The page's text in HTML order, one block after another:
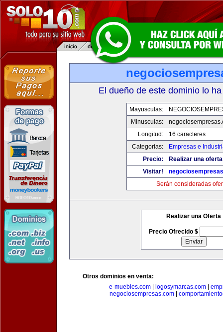
El dueño de este dominio lo
Mayusculas:
Minusculas:
Longitud:
16 caracteres
Categorias:
Empresas e
Precio:
Realizar una
Visitar!
Serán consideradas
Realizar una Oferta
Precio Ofrecido $
Otros dominios en venta:
e-muebles.com
logosymarcas.com
negociosempresas.com|